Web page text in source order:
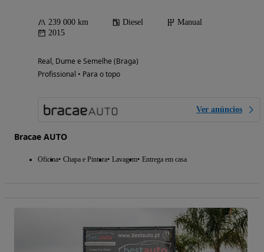
239 000 km Diesel
Manual
2015
Real, Dume e Semelhe (Braga)
Profissional • Para o topo
Ver anúncios
Bracae AUTO
Oficina Chapa e Pintura Lavagem Entrega em casa